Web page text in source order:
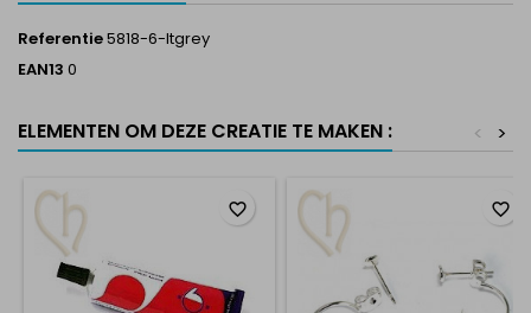
Referentie5818-6-ltgrey
EAN13 0
ELEMENTEN OM DEZE CREATIE TE MAKEN : >
<
favorite_border favorite_border